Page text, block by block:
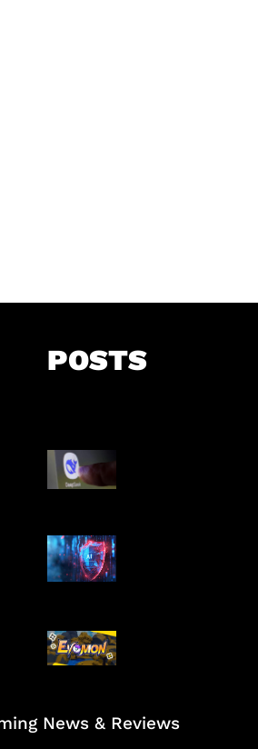
POSTS
AI Ancam
Siber
Kode Evomon
2026
News & Reviews